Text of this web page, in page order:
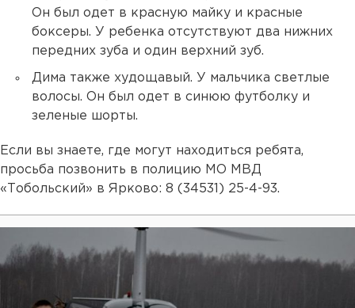
Он был одет в красную майку и красные
боксеры. У ребенка отсутствуют два нижних
передних зуба и один верхний зуб.
Дима также худощавый. У мальчика светлые
волосы. Он был одет в синюю футболку и
зеленые шорты.
Если вы знаете, где могут находиться ребята,
просьба позвонить в полицию МО МВД
«Тобольский» в Ярково: 8 (34531) 25-4-93.